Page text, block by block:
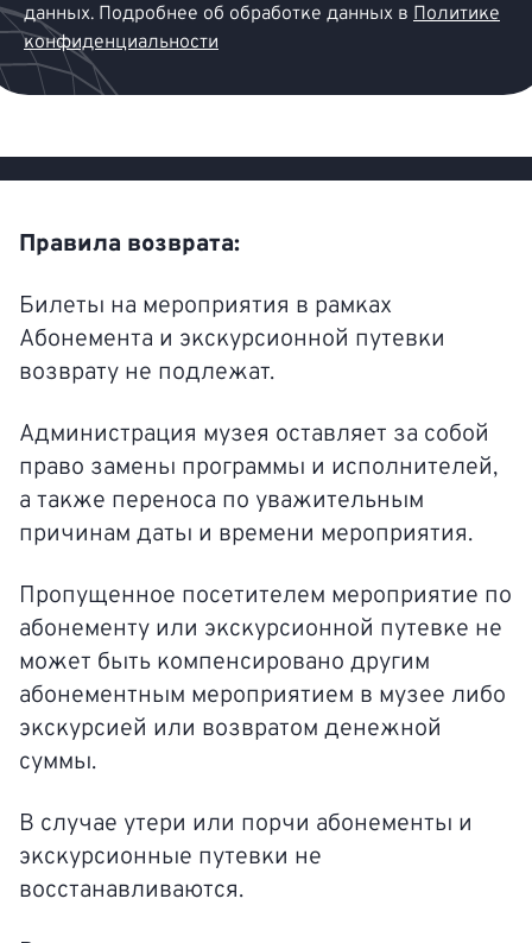
данных. Подробнее об обработке данных в Политике
конфиденциальности
Правила возврата:
Билеты на мероприятия в рамках
Абонемента и экскурсионной путевки
возврату не подлежат.
Администрация музея оставляет за собой
право замены программы и исполнителей,
а также переноса по уважительным
причинам даты и времени мероприятия.
Пропущенное посетителем мероприятие по
абонементу или экскурсионной путевке не
может быть компенсировано другим
абонементным мероприятием в музее либо
экскурсией или возвратом денежной
суммы.
В случае утери или порчи абонементы и
экскурсионные путевки не
восстанавливаются.